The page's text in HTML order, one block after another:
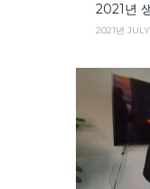
2021년
2021년 JULY